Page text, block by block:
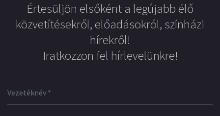
Értesüljön elsőként a legújabb élő
közvetítésekről, előadásokról, színházi
hírekről!
Iratkozzon fel hírlevelünkre!